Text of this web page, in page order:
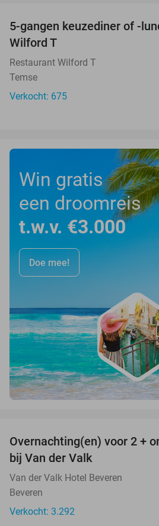
5-gangen keuzediner of -
Wilford T
Restaurant Wilford T
Temse
Verkocht: 675
Win gratis
een droomreis
t.w.v. €3.000
Doe mee!
Overnachting(en) voor 2 +
bij Van der Valk
Van der Valk Hotel Beveren
Beveren
Verkocht: 3.292